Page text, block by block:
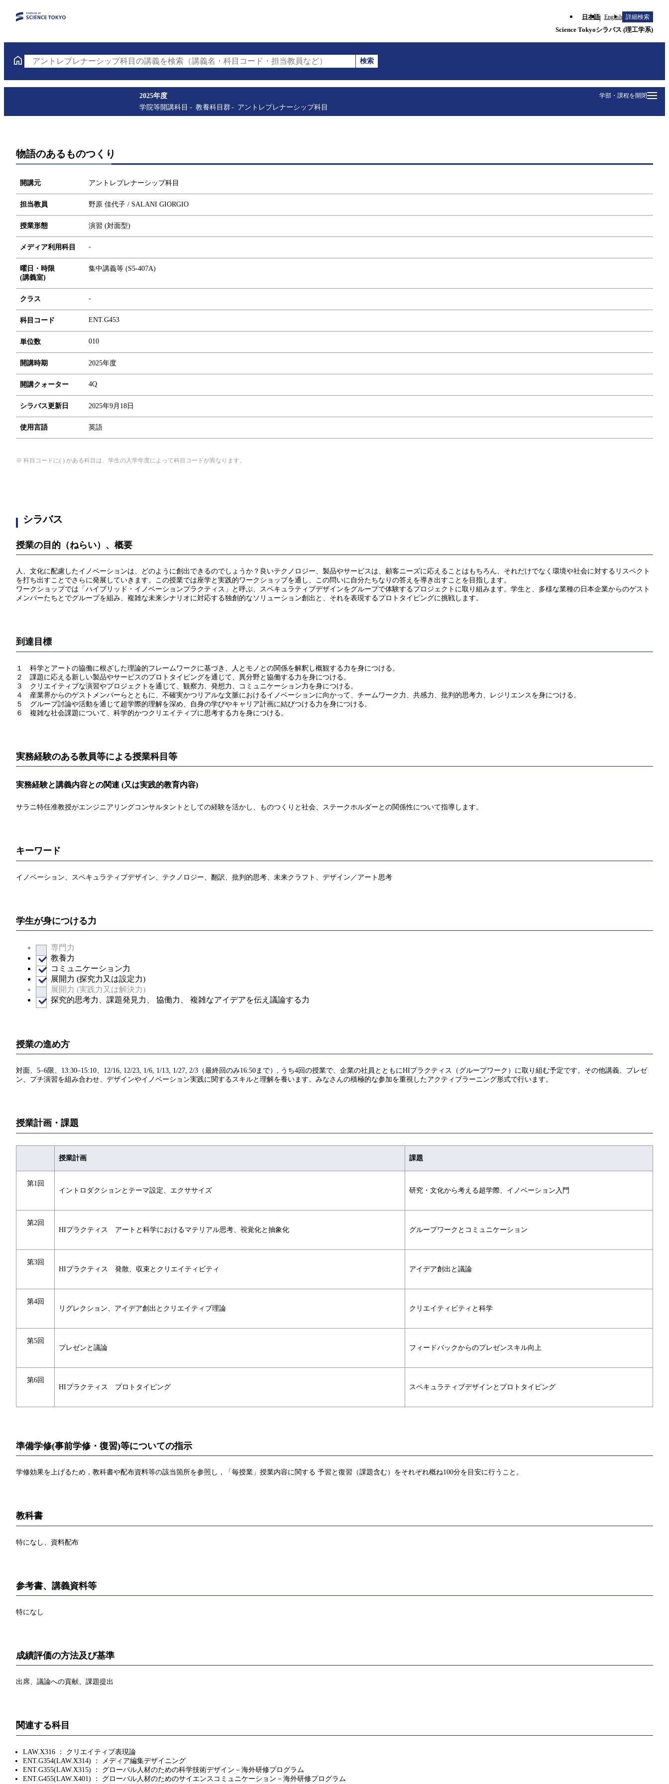
日本語 English 詳細検索
Science Tokyoシラバス (理工学系)
アントレプレナーシップ科目の講義を検索（講義名・科目コード・担当教員など）
検索
学部・課程を開閉
2025年度
学院等開講科目
教養科目群 アントレプレナーシップ科目
物語のあるものつくり
開講元 アントレプレナーシップ科目
担当教員 野原 佳代子 / SALANI GIORGIO
授業形態 演習 (対面型)
メディア利用科目 -
曜日・時限
(講義室)
集中講義等 (S5-407A)
クラス -
科目コード ENT.G453
単位数 010
開講時期 2025年度
開講クォーター 4Q
シラバス更新日 2025年9月18日
使用言語 英語
※ 科目コードに( ) がある科目は、学生の入学年度によって科目コードが異なります。
シラバス
授業の目的（ねらい）、概要
人、文化に配慮したイノベーションは、どのように創出できるのでしょうか？良いテクノロジー、製品やサービスは、顧客ニーズに応えることはもちろん、それだけでなく環境や社会に対するリスペクト
を打ち出すことでさらに発展していきます。この授業では座学と実践的ワークショップを通し、この問いに自分たちなりの答えを導き出すことを目指します。
ワークショップでは「ハイブリッド・イノベーションプラクティス」と呼ぶ、スペキュラティブデザインをグループで体験するプロジェクトに取り組みます。学生と、多様な業種の日本企業からのゲスト
メンバーたちとでグループを組み、複雑な未来シナリオに対応する独創的なソリューション創出と、それを表現するプロトタイピングに挑戦します。
到達目標
１ 科学とアートの協働に根ざした理論的フレームワークに基づき、人とモノとの関係を解釈し概観する力を身につける。
２ 課題に応える新しい製品やサービスのプロトタイピングを通じて、異分野と協働する力を身につける。
３ クリエイティブな演習やプロジェクトを通じて、観察力、発想力、コミュニケーション力を身につける。
４ 産業界からのゲストメンバーらとともに、不確実かつリアルな文脈におけるイノベーションに向かって、チームワーク力、共感力、批判的思考力、レジリエンスを身につける。
５ グループ討論や活動を通じて超学際的理解を深め、自身の学びやキャリア計画に結びつける力を身につける。
６ 複雑な社会課題について、科学的かつクリエイティブに思考する力を身につける。
実務経験のある教員等による授業科目等
実務経験と講義内容との関連 (又は実践的教育内容)
サラニ特任准教授がエンジニアリングコンサルタントとしての経験を活かし、ものつくりと社会、ステークホルダーとの関係性について指導します。
キーワード
イノベーション、スペキュラティブデザイン、テクノロジー、翻訳、批判的思考、未来クラフト、デザイン／アート思考
学生が身につける力
専門力
教養力
コミュニケーション力
展開力 (探究力又は設定力)
展開力 (実践力又は解決力)
探究的思考力、課題発見力、 協働力、 複雑なアイデアを伝え議論する力
授業の進め方
対面、5–6限、13:30–15:10、12/16, 12/23, 1/6, 1/13, 1/27, 2/3（最終回のみ16:50まで）, うち4回の授業で、企業の社員とともにHIプラクティス（グループワーク）に取り組む予定です。その他講義、プレゼ
ン、プチ演習を組み合わせ、デザインやイノベーション実践に関するスキルと理解を養います。みなさんの積極的な参加を重視したアクティブラーニング形式で行います。
授業計画・課題
授業計画 課題
第1回
イントロダクションとテーマ設定、エクササイズ
研究・文化から考える超学際、イノベーション入門
第2回
HIプラクティス アートと科学におけるマテリアル思考、視覚化と抽象化
グループワークとコミュニケーション
第3回
HIプラクティス 発散、収束とクリエイティビティ
アイデア創出と議論
第4回
リグレクション、アイデア創出とクリエイティブ理論
クリエイティビティと科学
第5回
プレゼンと議論
フィードバックからのプレゼンスキル向上
第6回
HIプラクティス プロトタイピング
スペキュラティブデザインとプロトタイピング
準備学修(事前学修・復習)等についての指示
学修効果を上げるため，教科書や配布資料等の該当箇所を参照し，「毎授業」授業内容に関する 予習と復習（課題含む）をそれぞれ概ね100分を目安に行うこと。
教科書
特になし、資料配布
参考書、講義資料等
特になし
成績評価の方法及び基準
出席、議論への貢献、課題提出
関連する科目
LAW.X316 ： クリエイティブ表現論
ENT.G354(LAW.X314) ： メディア編集デザイニング
ENT.G355(LAW.X315) ： グローバル人材のための科学技術デザイン－海外研修プログラム
ENT.G455(LAW.X401) ： グローバル人材のためのサイエンスコミュニケーション－海外研修プログラム